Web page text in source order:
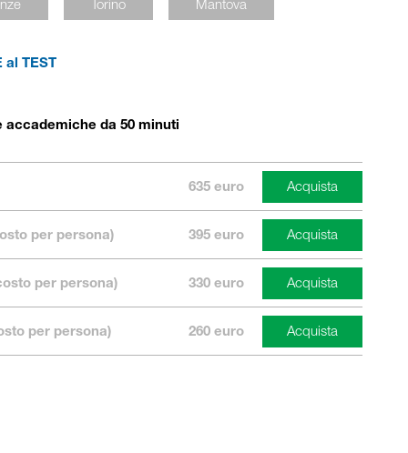
Torino Mantova
al TEST
accademiche da 50 minuti
635 euro
per persona) 395 euro
per persona) 330 euro
per persona) 260 euro